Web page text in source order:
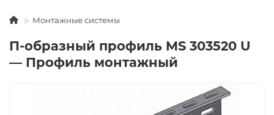
Монтажные системы
П-образный профиль MS 303520 U
— Профиль монтажный